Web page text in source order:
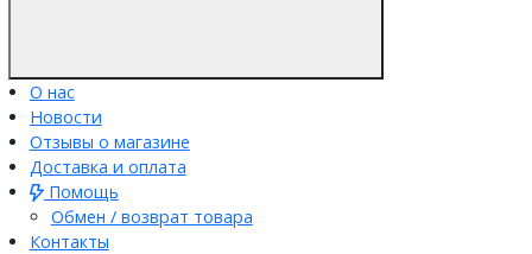
О нас
Новости
Отзывы о магазине
Доставка и оплата
Помощь
Обмен / возврат товара
Контакты